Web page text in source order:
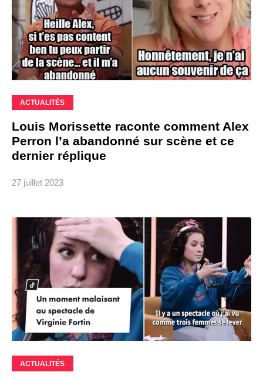
ACTUALITÉS
Louis Morissette raconte comment Alex
Perron l’a abandonné sur scène et ce
dernier réplique
27 juillet 2023
ACTUALITÉS